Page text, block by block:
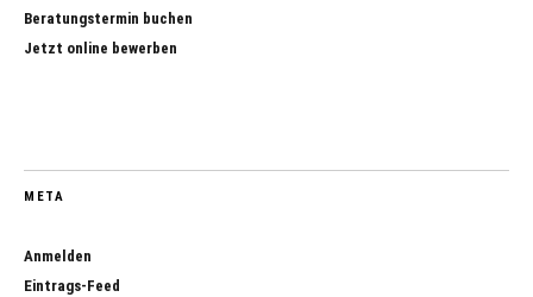
Beratungstermin buchen
Jetzt online bewerben
META
Anmelden
Eintrags-Feed